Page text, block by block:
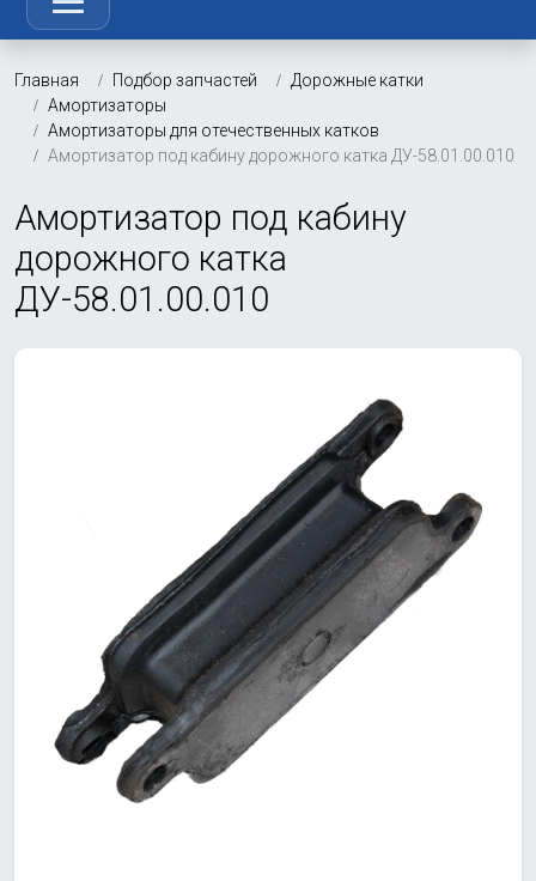
Главная Подбор запчастей
Дорожные катки
Амортизаторы
Амортизаторы для отечественных катков
Амортизатор под кабину дорожного катка ДУ-58.01.00.010
Амортизатор под кабину
дорожного катка
ДУ-58.01.00.010